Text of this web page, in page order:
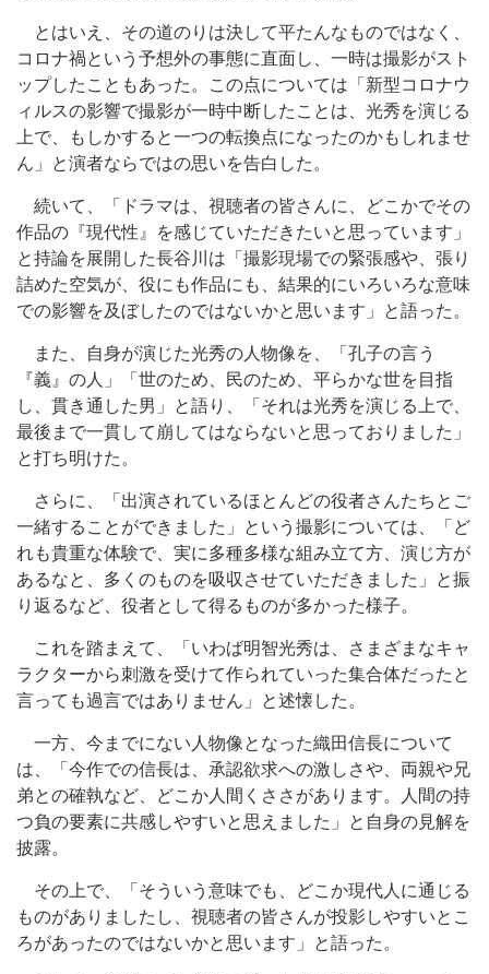
とはいえ、その道のりは決して平たんなものではなく、
コロナ禍という予想外の事態に直面し、一時は撮影がスト
ップしたこともあった。この点については「新型コロナウ
ィルスの影響で撮影が一時中断したことは、光秀を演じる
上で、もしかすると一つの転換点になったのかもしれませ
ん」と演者ならではの思いを告白した。
続いて、「ドラマは、視聴者の皆さんに、どこかでその
作品の『現代性』を感じていただきたいと思っています」
と持論を展開した長谷川は「撮影現場での緊張感や、張り
詰めた空気が、役にも作品にも、結果的にいろいろな意味
での影響を及ぼしたのではないかと思います」と語った。
また、自身が演じた光秀の人物像を、「孔子の言う
『義』の人」「世のため、民のため、平らかな世を目指
し、貫き通した男」と語り、「それは光秀を演じる上で、
最後まで一貫して崩してはならないと思っておりました」
と打ち明けた。
さらに、「出演されているほとんどの役者さんたちとご
一緒することができました」という撮影については、「ど
れも貴重な体験で、実に多種多様な組み立て方、演じ方が
あるなと、多くのものを吸収させていただきました」と振
り返るなど、役者として得るものが多かった様子。
これを踏まえて、「いわば明智光秀は、さまざまなキャ
ラクターから刺激を受けて作られていった集合体だったと
言っても過言ではありません」と述懐した。
一方、今までにない人物像となった織田信長について
は、「今作での信長は、承認欲求への激しさや、両親や兄
弟との確執など、どこか人間くささがあります。人間の持
つ負の要素に共感しやすいと思えました」と自身の見解を
披露。
その上で、「そういう意味でも、どこか現代人に通じる
ものがありましたし、視聴者の皆さんが投影しやすいとこ
ろがあったのではないかと思います」と語った。